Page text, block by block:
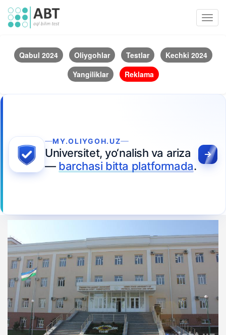
Qabul 2024 Oliygohlar Testlar
Kechki 2024
Yangiliklar
Reklama
MY.OLIYGOH.UZ
Universitet, yo‘nalish va ariza
— barchasi bitta platformada.